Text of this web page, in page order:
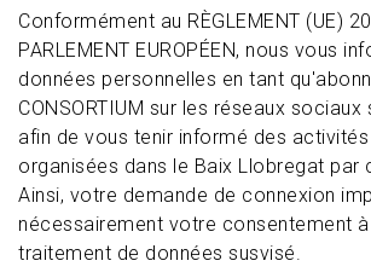
Conformément au RÈGLEMENT (UE)
PARLEMENT EUROPÉEN, nous vous
données personnelles en tant
CONSORTIUM sur les réseaux
afin de vous tenir informé des
organisées dans le Baix Llobregat par
Ainsi, votre demande de connexion
nécessairement votre consentement
traitement de données susvisé.